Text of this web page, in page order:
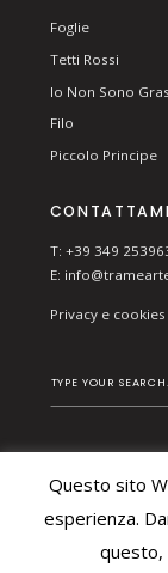
Foglie
Tetti Rossi
Io Non Sono
Filo
Piccolo Principe
CONTATTAMI
T: +39 349
E:
Privacy e cookies
© 2026
Questo sito
esperienza.
questo,